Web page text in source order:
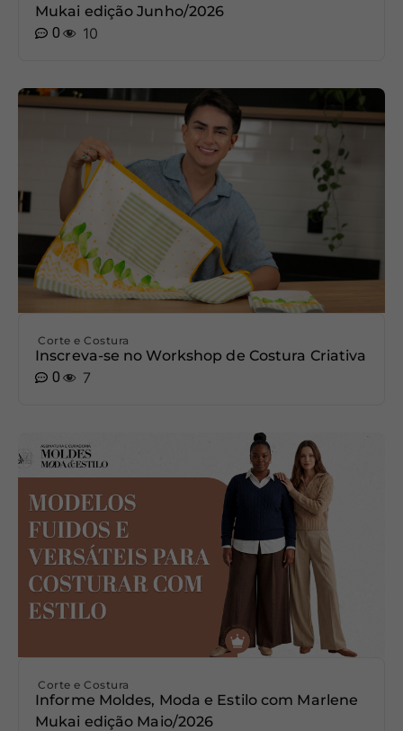
Mukai edição Junho/2026
0
10
Corte e Costura
Inscreva-se no Workshop de Costura Criativa
0
7
Corte e Costura
Informe Moldes, Moda e Estilo com Marlene
Mukai edição Maio/2026